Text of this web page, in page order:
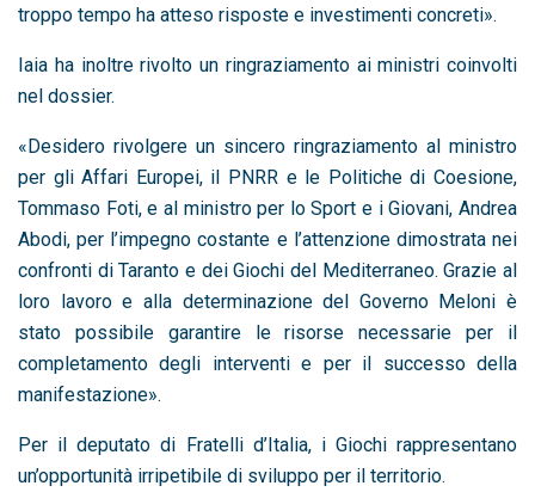
troppo tempo ha atteso risposte e investimenti concreti».
Iaia ha inoltre rivolto un ringraziamento ai ministri coinvolti
nel dossier.
«Desidero rivolgere un sincero ringraziamento al ministro
per gli Affari Europei, il PNRR e le Politiche di Coesione,
Tommaso Foti, e al ministro per lo Sport e i Giovani, Andrea
Abodi, per l’impegno costante e l’attenzione dimostrata nei
confronti di Taranto e dei Giochi del Mediterraneo. Grazie al
loro lavoro e alla determinazione del Governo Meloni è
stato possibile garantire le risorse necessarie per il
completamento degli interventi e per il successo della
manifestazione».
Per il deputato di Fratelli d’Italia, i Giochi rappresentano
un’opportunità irripetibile di sviluppo per il territorio.